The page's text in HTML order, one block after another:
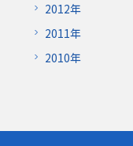
2012年
2011年
2010年